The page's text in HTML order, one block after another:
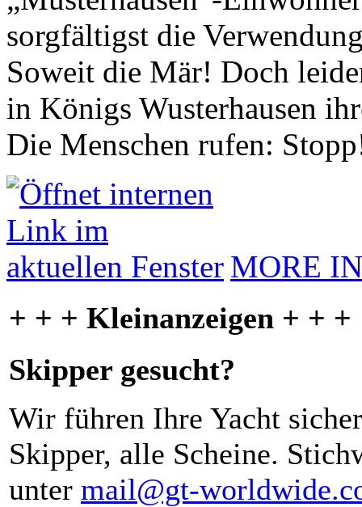
sorgfältigst die
Soweit die Mär! Doch
in Königs Wusterhausen
Die Menschen rufen:
MORE
+ + + Kleinanzeigen + + +
Skipper gesucht?
Wir führen Ihre Yacht
Skipper, alle Scheine.
unter mail@gt-